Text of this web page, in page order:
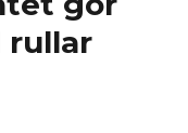
rullar